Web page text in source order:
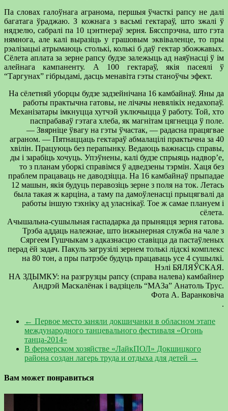
Па словах галоўнага агранома, першыя ўчасткі рапсу не далі
багатага ўраджаю. З кожнага з васьмі гектараў, што зжалі ў
нядзелю, сабралі па 10 цэнтнераў зерня. Бясспрэчна, што гэта
нямнога, але калі выразіць у грашовым эквіваленце, то пры
рэалізацыі атрымаюць столькі, колькі б даў гектар збожжавых.
Сёлета аплата за зерне рапсу будзе залежыць ад наяўнасці ў ім
алейнага кампаненту. А 100 гектараў, якія пасеялі ў
“Таргунах” гібрыдамі, дасць менавіта гэты станоўчы эфект.
На сёлетняй уборцы будзе задзейнічана 16 камбайнаў. Яны да
работы практычна гатовы, не лічачы невялікіх недахопаў.
Механізатары імкнуцца хутчэй уключыцца ў работу. Той, хто
паспрабаваў гэтага хлеба, як магнітам цягнецца ў поле.
— Звярніце ўвагу на гэты ўчастак, — радасна працягвае
аграном. — Пятнаццаць гектараў абмалацілі практычна за 40
хвілін. Працуюць без перапынку. Ведаюць важнасць справы,
ды і зарабіць хочуць. Упэўнены, калі будзе спрыяць надвор’е,
то з планам уборкі справімся ў адведзены тэрмін. Хаця без
праблем працаваць не даводзіцца. На 16 камбайнаў прыпадае
12 машын, якія будуць перавозіць зерне з поля на ток. Летась
была такая ж карціна, а таму па дамоўленасці прыцягвалі да
работы іншую тэхніку ад уласнікаў. Тое ж самае плануем і
сёлета.
Ачышальна-сушыльная гаспадарка да прыняцця зерня гатова.
Трэба аддаць належнае, што інжынерная служба на чале з
Сяргеем Гушчыкам з адказнасцю ставіцца да пастаўленых
перад ёй задач. Пакуль загрузілі зернем толькі лідскі комплекс
на 80 тон, а пры патрэбе будуць працаваць усе 4 сушылкі.
Нэлі БЯЛЯЎСКАЯ.
НА ЗДЫМКУ: на разгрузцы рапсу (справа налева) камбайнер
Андрэй Маскалёнак і вадзіцель “МАЗа” Анатоль Трус.
Фота А. Варанковіча
.
← Первое место заняли докшичанки в обласном этапе
международного танцевального фестиваля «Огонь
танца-2014»
В фермерском хозяйстве «ЛайкПОЛ» Докшицкого
района создан лагерь труда и отдыха для детей →
Вам может понравиться